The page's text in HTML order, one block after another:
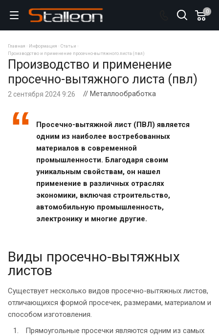
0
Главная Информация
Статьи
Производство и применение просечно-вытяжного листа (пвл)
Производство и применение
просечно-вытяжного листа (пвл)
2 сентября 2024 9:26 // Металлообработка
Просечно-вытяжной лист (ПВЛ) является
одним из наиболее востребованных
материалов в современной
промышленности. Благодаря своим
уникальным свойствам, он нашел
применение в различных отраслях
экономики, включая строительство,
автомобильную промышленность,
электронику и многие другие.
Виды просечно-вытяжных
листов
Существует несколько видов просечно-вытяжных листов,
отличающихся формой просечек, размерами, материалом и
способом изготовления.
Прямоугольные просечки являются одним из самых